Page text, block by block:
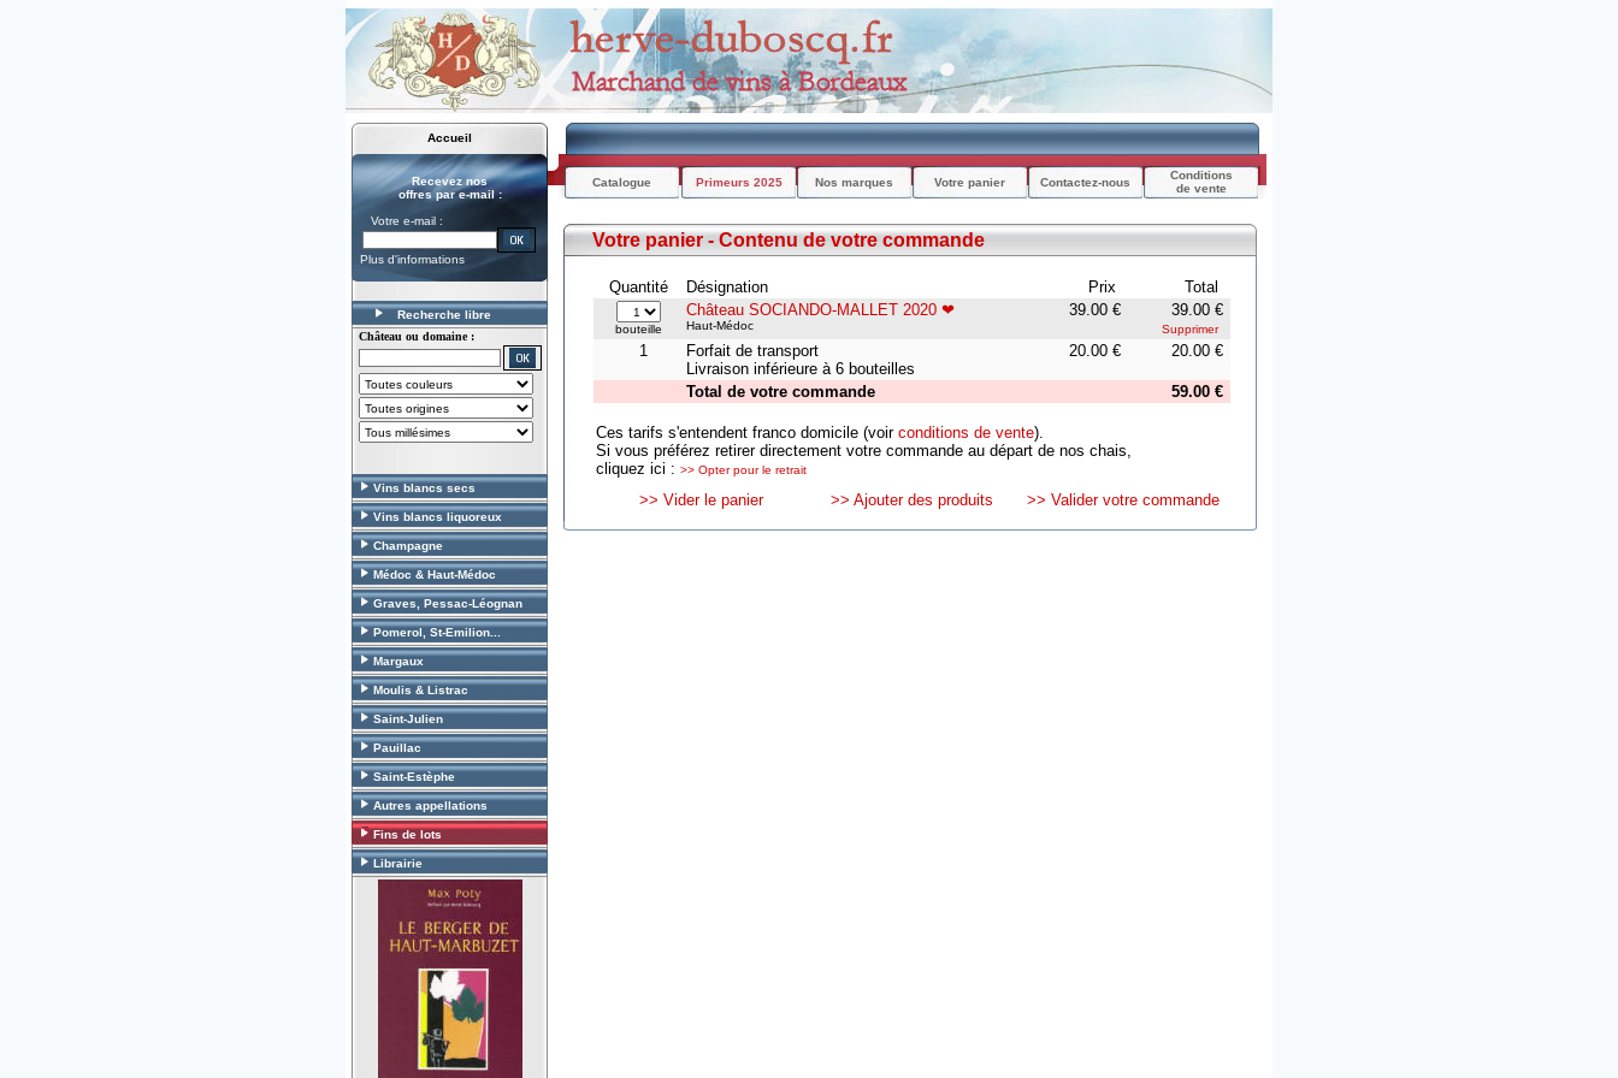
Accueil
Recevez nos
offres par e-mail :
Votre e-mail :
Plus d'informations
Recherche libre
Château ou domaine :
Vins blancs secs
Vins blancs liquoreux
Champagne
Médoc & Haut-Médoc
Graves, Pessac-Léognan
Pomerol, St-Emilion...
Margaux
Moulis & Listrac
Saint-Julien
Pauillac
Saint-Estèphe
Autres appellations
Fins de lots
Librairie
Catalogue Primeurs 2025 Nos marques Votre panier Contactez-nous
Conditions
de vente
Votre panier - Contenu de votre commande
Quantité Désignation Prix Total
bouteille
Château SOCIANDO-MALLET 2020 ❤
Haut-Médoc
39.00 € 39.00 €
Supprimer
1
Forfait de transport
Livraison inférieure à 6 bouteilles
20.00 € 20.00 €
Total de votre commande 59.00 €
Ces tarifs s'entendent franco domicile (voir conditions de vente).
Si vous préférez retirer directement votre commande au départ de nos chais,
cliquez ici : >> Opter pour le retrait
>> Vider le panier >> Ajouter des produits >> Valider votre commande